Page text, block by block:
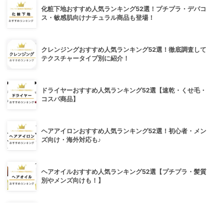
化粧下地おすすめ人気ランキング52選！プチプラ・デパコ
ス・敏感肌向けナチュラル商品も登場！
クレンジングおすすめ人気ランキング52選！徹底調査して
テクスチャータイプ別に紹介！
ドライヤーおすすめ人気ランキング52選【速乾・くせ毛・
コスパ商品】
ヘアアイロンおすすめ人気ランキング52選！初心者・メン
ズ向け・海外対応も♪
ヘアオイルおすすめ人気ランキング52選【プチプラ・髪質
別やメンズ向けも！】